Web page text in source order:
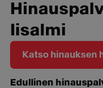
Iisalmi
Katso hinauksen
Edullinen